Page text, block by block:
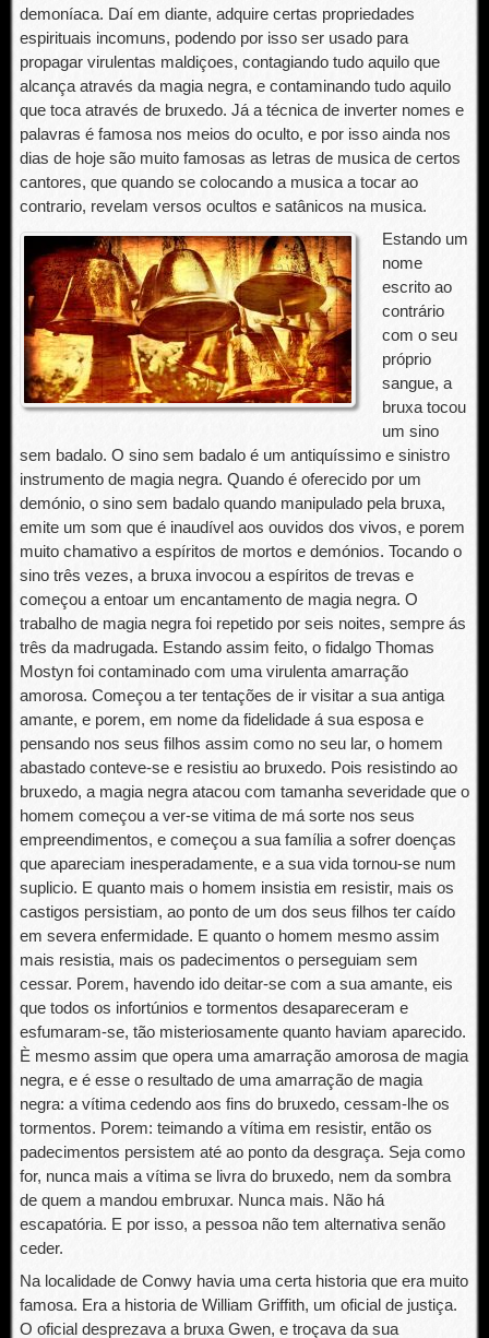
demoníaca. Daí em diante, adquire certas propriedades
espirituais incomuns, podendo por isso ser usado para
propagar virulentas maldiçoes, contagiando tudo aquilo que
alcança através da magia negra, e contaminando tudo aquilo
que toca através de bruxedo. Já a técnica de inverter nomes e
palavras é famosa nos meios do oculto, e por isso ainda nos
dias de hoje são muito famosas as letras de musica de certos
cantores, que quando se colocando a musica a tocar ao
contrario, revelam versos ocultos e satânicos na musica.
Estando um
nome
escrito ao
contrário
com o seu
próprio
sangue, a
bruxa tocou
um sino
sem badalo. O sino sem badalo é um antiquíssimo e sinistro
instrumento de magia negra. Quando é oferecido por um
demónio, o sino sem badalo quando manipulado pela bruxa,
emite um som que é inaudível aos ouvidos dos vivos, e porem
muito chamativo a espíritos de mortos e demónios. Tocando o
sino três vezes, a bruxa invocou a espíritos de trevas e
começou a entoar um encantamento de magia negra. O
trabalho de magia negra foi repetido por seis noites, sempre ás
três da madrugada. Estando assim feito, o fidalgo Thomas
Mostyn foi contaminado com uma virulenta amarração
amorosa. Começou a ter tentações de ir visitar a sua antiga
amante, e porem, em nome da fidelidade á sua esposa e
pensando nos seus filhos assim como no seu lar, o homem
abastado conteve-se e resistiu ao bruxedo. Pois resistindo ao
bruxedo, a magia negra atacou com tamanha severidade que o
homem começou a ver-se vitima de má sorte nos seus
empreendimentos, e começou a sua família a sofrer doenças
que apareciam inesperadamente, e a sua vida tornou-se num
suplicio. E quanto mais o homem insistia em resistir, mais os
castigos persistiam, ao ponto de um dos seus filhos ter caído
em severa enfermidade. E quanto o homem mesmo assim
mais resistia, mais os padecimentos o perseguiam sem
cessar. Porem, havendo ido deitar-se com a sua amante, eis
que todos os infortúnios e tormentos desapareceram e
esfumaram-se, tão misteriosamente quanto haviam aparecido.
È mesmo assim que opera uma amarração amorosa de magia
negra, e é esse o resultado de uma amarração de magia
negra: a vítima cedendo aos fins do bruxedo, cessam-lhe os
tormentos. Porem: teimando a vítima em resistir, então os
padecimentos persistem até ao ponto da desgraça. Seja como
for, nunca mais a vítima se livra do bruxedo, nem da sombra
de quem a mandou embruxar. Nunca mais. Não há
escapatória. E por isso, a pessoa não tem alternativa senão
ceder.
Na localidade de Conwy havia uma certa historia que era muito
famosa. Era a historia de William Griffith, um oficial de justiça.
O oficial desprezava a bruxa Gwen, e troçava da sua